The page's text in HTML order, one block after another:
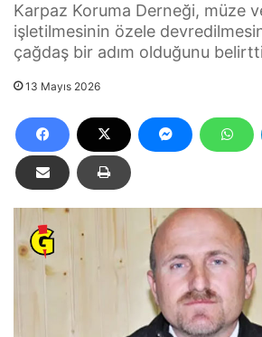
Karpaz Koruma Derneği, müze
işletilmesinin özele
çağdaş bir adım olduğunu
13 Mayıs 2026